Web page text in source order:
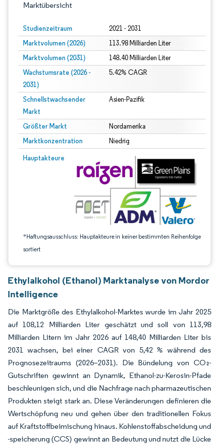
Marktübersicht
Studienzeitraum 2021 - 2031
Marktvolumen (2026) 113.98 Milliarden Liter
Marktvolumen (2031) 148.40 Milliarden Liter
Wachstumsrate (2026 -
2031)
5.42% CAGR
Schnellstwachsender
Markt
Asien-Pazifik
Größter Markt Nordamerika
Marktkonzentration Niedrig
Hauptakteure
*Haftungsausschluss: Hauptakteure in keiner bestimmten Reihenfolge
sortiert
Bild © Mordor Intelligence. Wiederverwendung erfordert Namensnennung
Ethylalkohol (Ethanol) Marktanalyse von Mordor
Intelligence
Die Marktgröße des Ethylalkohol-Marktes wurde im Jahr 2025
auf 108,12 Milliarden Liter geschätzt und soll von 113,98
Milliarden Litern im Jahr 2026 auf 148,40 Milliarden Liter bis
2031 wachsen, bei einer CAGR von 5,42 % während des
Prognosezeitraums (2026–2031). Die Bündelung von CO₂-
Gutschriften gewinnt an Dynamik, Ethanol-zu-Kerosin-Pfade
beschleunigen sich, und die Nachfrage nach pharmazeutischen
Produkten steigt stark an. Diese Veränderungen definieren die
Wertschöpfung neu und gehen über den traditionellen Fokus
auf Kraftstoffbeimischung hinaus. Kohlenstoffabscheidung und
-speicherung (CCS) gewinnt an Bedeutung und nutzt die Lücke